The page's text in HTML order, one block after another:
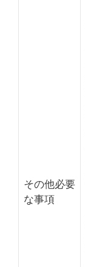
その他必要
な事項